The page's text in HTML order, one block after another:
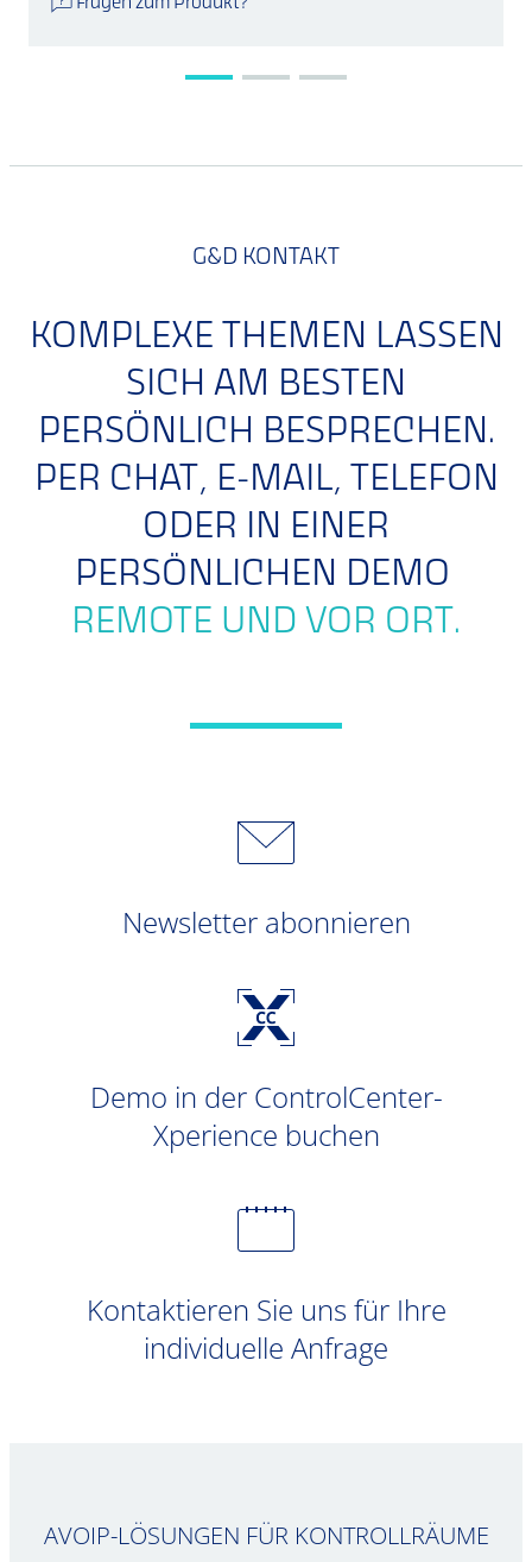
Fragen zum Produkt?
G&D KONTAKT
KOMPLEXE THEMEN LASSEN
SICH AM BESTEN
PERSÖNLICH BESPRECHEN.
PER CHAT, E-MAIL, TELEFON
ODER IN EINER
PERSÖNLICHEN DEMO
REMOTE UND VOR ORT.
Newsletter abonnieren
Demo in der ControlCenter-
Xperience buchen
Kontaktieren Sie uns für Ihre
individuelle Anfrage
AVOIP-LÖSUNGEN FÜR KONTROLLRÄUME